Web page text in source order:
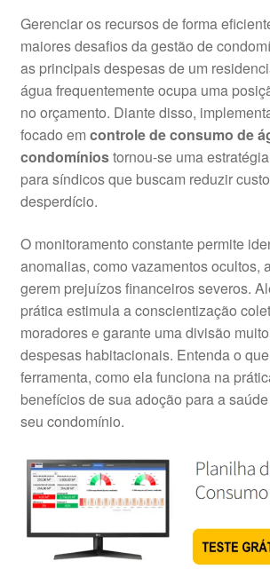
Gerenciar os recursos de forma
maiores desafios da gestão de
as principais despesas de um
água frequentemente ocupa uma
no orçamento. Diante disso,
focado em controle de consumo de
condomíniostornou-se uma
para síndicos que buscam reduzir
desperdício.
O monitoramento constante permite
anomalias, como vazamentos ocultos,
gerem prejuízos financeiros severos.
prática estimula a conscientização
moradores e garante uma divisão
despesas habitacionais. Entenda o
ferramenta, como ela funciona na
benefícios de sua adoção para a
seu condomínio.